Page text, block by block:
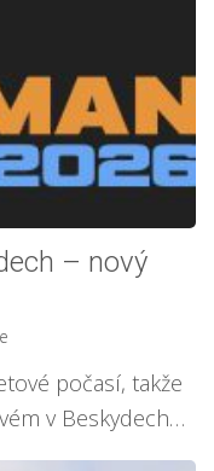
– nový
počasí, takže
v Beskydech…